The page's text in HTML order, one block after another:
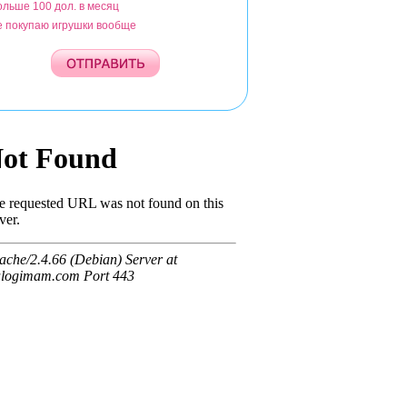
100 дол. в месяц
покупаю игрушки вообще